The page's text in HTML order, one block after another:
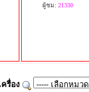
ผู้ชม: 21330
รื่อง